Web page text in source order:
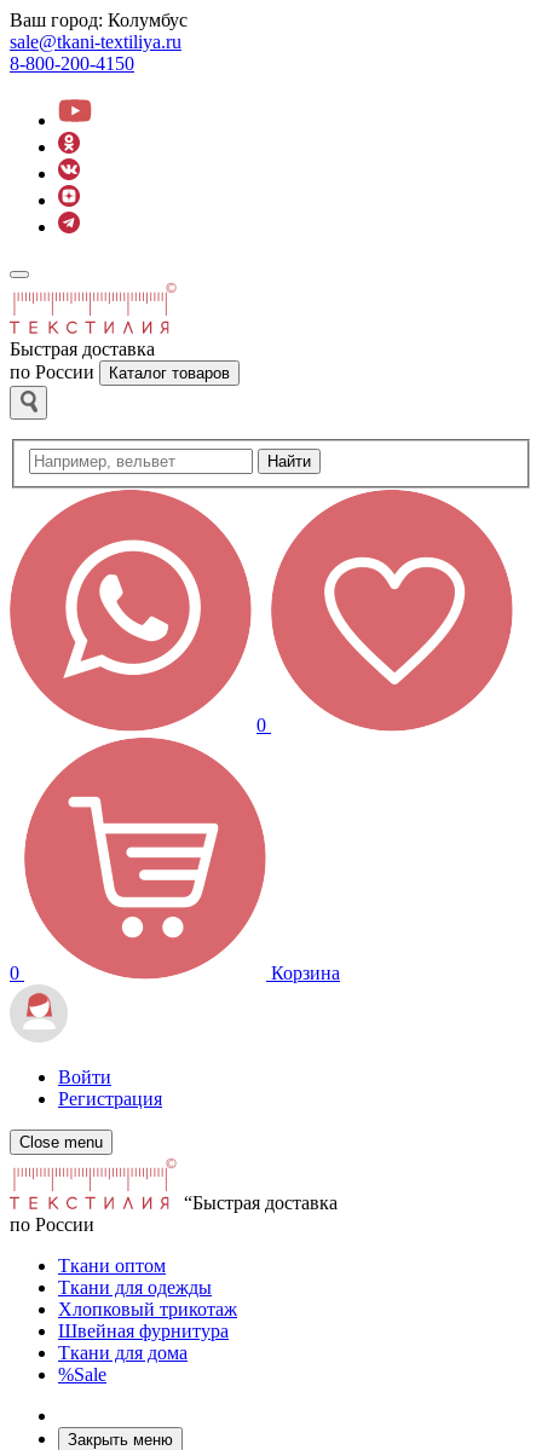
Ваш город: Колумбус
sale@tkani-textiliya.ru
8-800-200-4150
Быстрая доставка
по России
Каталог товаров
Найти
0
0 Корзина
Войти
Регистрация
Close menu
“Быстрая доставка
по России
Ткани оптом
Ткани для одежды
Хлопковый трикотаж
Швейная фурнитура
Ткани для дома
%Sale
Закрыть меню